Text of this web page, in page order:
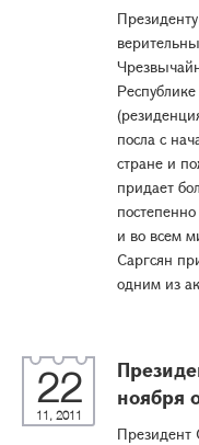
посла с
стране и
придает
и во всем
Саргсян
одним из
22
11, 2011
ноября
Президент